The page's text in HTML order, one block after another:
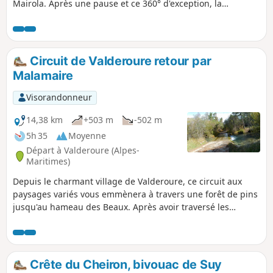
Mairola. Après une pause et ce 360° d'exception, la
ses vieilles pierres, son lavoir et ses façades de maisons aux
couleurs usées par le soleil, sera un régal pour les
amoureux du patrimoine.
Circuit de Valderoure retour par
Malamaire
Visorandonneur
14,38 km
+503 m
-502 m
5h 35
Moyenne
Départ à Valderoure (Alpes-
Maritimes)
Depuis le charmant village de Valderoure, ce circuit aux
paysages variés vous emmènera à travers une forêt de pins
jusqu'au hameau des Beaux. Après avoir traversé les
Malamaire avant de retourner, toujours en forêt, à
Valderoure.
Crête du Cheiron, bivouac de Suy